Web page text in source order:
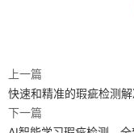
上一篇
快速和精准的瑕疵检测
下一篇